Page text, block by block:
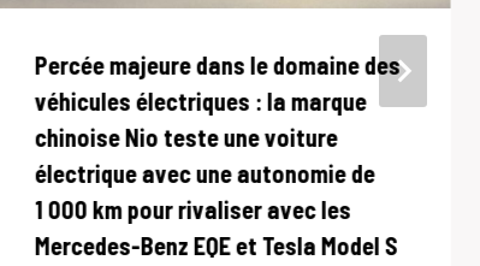
Percée majeure dans le domaine des
véhicules électriques : la marque
chinoise Nio teste une voiture
électrique avec une autonomie de
1 000 km pour rivaliser avec les
Mercedes-Benz EQE et Tesla Model S